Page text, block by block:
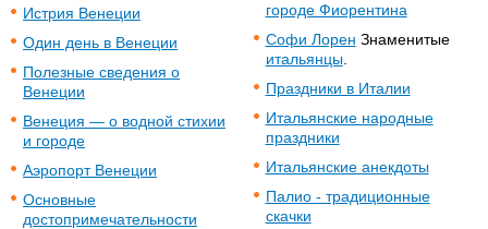
Истрия Венеции
Один день в Венеции
Полезные сведения о
Венеции
Венеция — о водной стихии
и городе
Аэропорт Венеции
Основные
достопримечательности
городе Фиорентина
Софи Лорен Знаменитые
итальянцы.
Праздники в Италии
Итальянские народные
праздники
Итальянские анекдоты
Палио - традиционные
скачки